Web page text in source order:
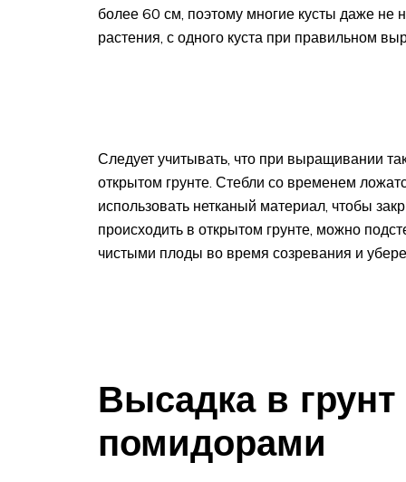
более 60 см, поэтому многие кусты даже не
растения, с одного куста при правильном
Следует учитывать, что при выращивании
открытом грунте. Стебли со временем
использовать нетканый материал, чтобы
происходить в открытом грунте, можно
чистыми плоды во время созревания и
Высадка в грунт
помидорами